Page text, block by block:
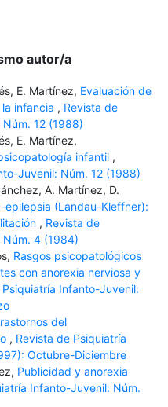
autor/a
E. Martínez, Evaluación de
infancia , Revista de
12 (1988)
E. Martínez,
infantil ,
Juvenil: Núm. 12 (1988)
A. Martínez, D.
epilepsia (Landau-Kleffner):
, Revista de
4 (1984)
Rasgos psicopatológicos
con anorexia nerviosa y
Psiquiatría Infanto-Juvenil:
del
, Revista de Psiquiatría
Octubre-Diciembre
Publicidad y anorexia
Infanto-Juvenil: Núm.